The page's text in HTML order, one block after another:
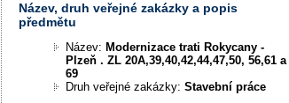
Název, druh veřejné zakázky a popis
předmětu
Název: Modernizace trati Rokycany -
Plzeň . ZL 20A,39,40,42,44,47,50, 56,61 a
69
Druh veřejné zakázky:Stavební práce